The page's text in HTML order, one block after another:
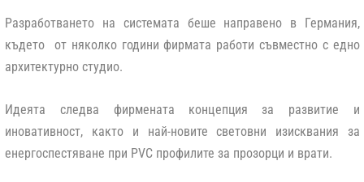
Разработването на системата беше направено в Германия,
където от няколко години фирмата работи съвместно с едно
архитектурно студио.
Идеята следва фирмената концепция за развитие и
иновативност, както и най-новите световни изисквания за
енергоспестяване при PVC профилите за прозорци и врати.